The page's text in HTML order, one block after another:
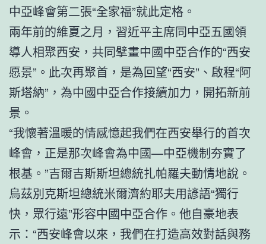
中亞峰會第二張“全家福”就此定格。
兩年前的維夏之月，習近平主席同中亞五國領
導人相聚西安，共同擘畫中國中亞合作的“西安
愿景”。此次再聚首，是為回望“西安”、啟程“阿
斯塔納”，為中國中亞合作接續加力，開拓新前
景。
“我懷著溫暖的情感憶起我們在西安舉行的首次
峰會，正是那次峰會為中國—中亞機制夯實了
根基。”吉爾吉斯斯坦總統扎帕羅夫動情地說。
烏茲別克斯坦總統米爾濟約耶夫用諺語“獨行
快，眾行遠”形容中國中亞合作。他自豪地表
示：“西安峰會以來，我們在打造高效對話與務